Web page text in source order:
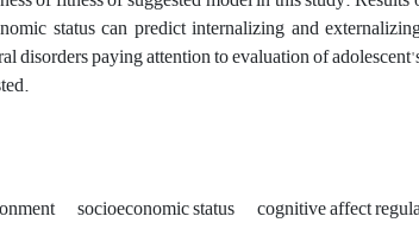
status can predict internalizing and
disorders paying attention to evaluation of
socioeconomic status cognitive affect